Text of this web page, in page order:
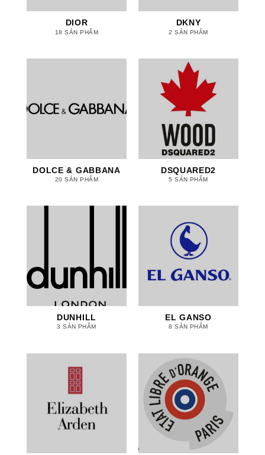
DIOR
18 SẢN PHẨM
DKNY
2 SẢN PHẨM
DOLCE & GABBANA
20 SẢN PHẨM
DSQUARED2
5 SẢN PHẨM
DUNHILL
3 SẢN PHẨM
EL GANSO
8 SẢN PHẨM